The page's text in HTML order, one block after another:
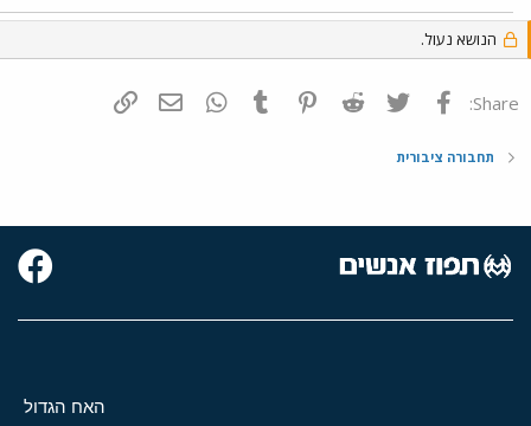
הנושא נעול.
Share: פייסבוק Twitter
Reddit
Pinterest
Tumblr
WhatsAppדואר אלקטרוני
תחבורה ציבורית
האח הגדול